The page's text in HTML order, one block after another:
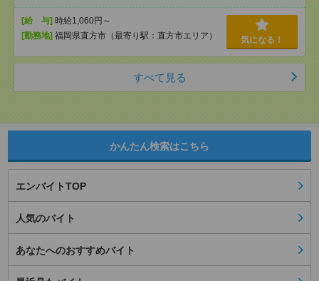
[給 与] 時給1,060円～
[勤務地] 福岡県直方市（最寄り駅：直方市エリア） 気になる！
すべて見る
かんたん検索はこちら
エンバイトTOP
人気のバイト
あなたへのおすすめバイト